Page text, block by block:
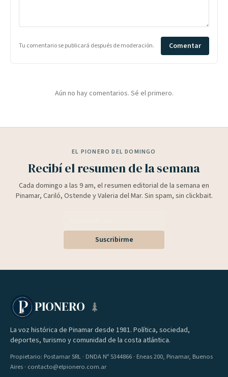
Tu comentario se publicará después de moderación. Comentar
Aún no hay comentarios. Sé el primero.
EL PIONERO DEL DOMINGO
Recibí el resumen de la semana
Cada domingo a las 9 am, el resumen editorial de la semana en
Pinamar, Cariló, Ostende y Valeria del Mar. Sin spam, sin clickbait.
Suscribirme
PIONERO
La voz histórica de Pinamar desde 1981. Política, sociedad,
deportes, turismo y comunidad de la costa atlántica.
Propietario: Postamar SRL · DNDA Nº 5344866 · Eneas 200, Pinamar, Buenos
Aires · contacto@elpionero.com.ar